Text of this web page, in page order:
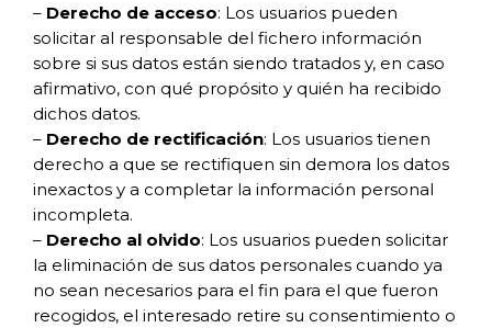
– Derecho de acceso: Los usuarios pueden
solicitar al responsable del fichero información
sobre si sus datos están siendo tratados y, en caso
afirmativo, con qué propósito y quién ha recibido
dichos datos.
– Derecho de rectificación: Los usuarios tienen
derecho a que se rectifiquen sin demora los datos
inexactos y a completar la información personal
incompleta.
– Derecho al olvido: Los usuarios pueden solicitar
la eliminación de sus datos personales cuando ya
no sean necesarios para el fin para el que fueron
recogidos, el interesado retire su consentimiento o